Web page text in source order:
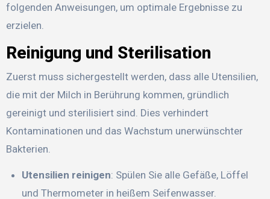
folgenden Anweisungen, um optimale Ergebnisse zu
erzielen.
Reinigung und Sterilisation
Zuerst muss sichergestellt werden, dass alle Utensilien,
die mit der Milch in Berührung kommen, gründlich
gereinigt und sterilisiert sind. Dies verhindert
Kontaminationen und das Wachstum unerwünschter
Bakterien.
Utensilien reinigen: Spülen Sie alle Gefäße, Löffel
und Thermometer in heißem Seifenwasser.